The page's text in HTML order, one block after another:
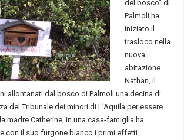
del bosco” di
Palmoli ha
iniziato il
trasloco nella
nuova
abitazione.
Nathan, il
allontanati dal bosco di Palmoli una decina di
del Tribunale dei minori di L’Aquila per essere
madre Catherine, in una casa-famiglia ha
con il suo furgone bianco i primi effetti